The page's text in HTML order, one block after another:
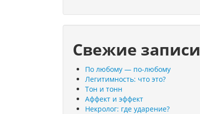
Свежие записи
По любому — по-любому
Легитимность: что это?
Тон и тонн
Аффект и эффект
Некролог: где ударение?